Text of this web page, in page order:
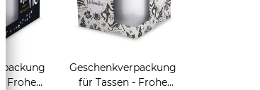
Frohe
Geschenkverpackung
für Tassen - Frohe